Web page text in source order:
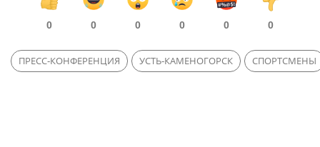
0 0 0 0 0 0
ПРЕСС-КОНФЕРЕНЦИЯ УСТЬ-КАМЕНОГОРСК СПОРТСМЕНЫ